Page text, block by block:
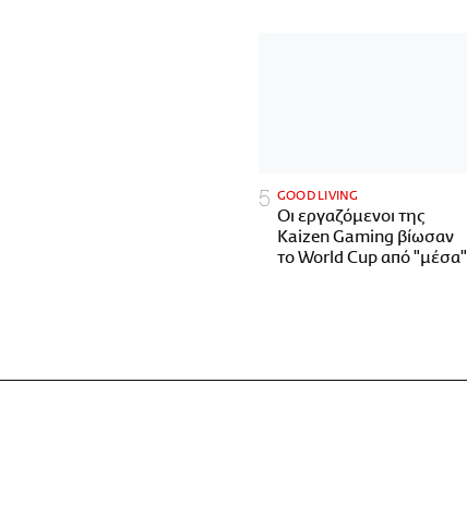
GOOD LIVING
Οι εργαζόμενοι της
Kaizen Gaming βίωσαν
το World Cup από "μέσα"